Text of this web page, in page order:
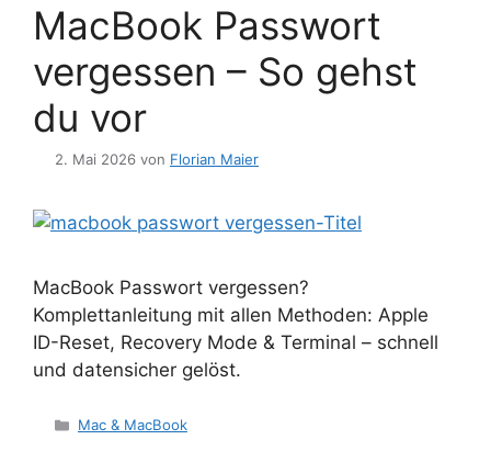
MacBook Passwort
vergessen – So gehst
du vor
2. Mai 2026 von Florian Maier
MacBook Passwort vergessen?
Komplettanleitung mit allen Methoden: Apple
ID-Reset, Recovery Mode & Terminal – schnell
und datensicher gelöst.
Kategorien
Mac & MacBook